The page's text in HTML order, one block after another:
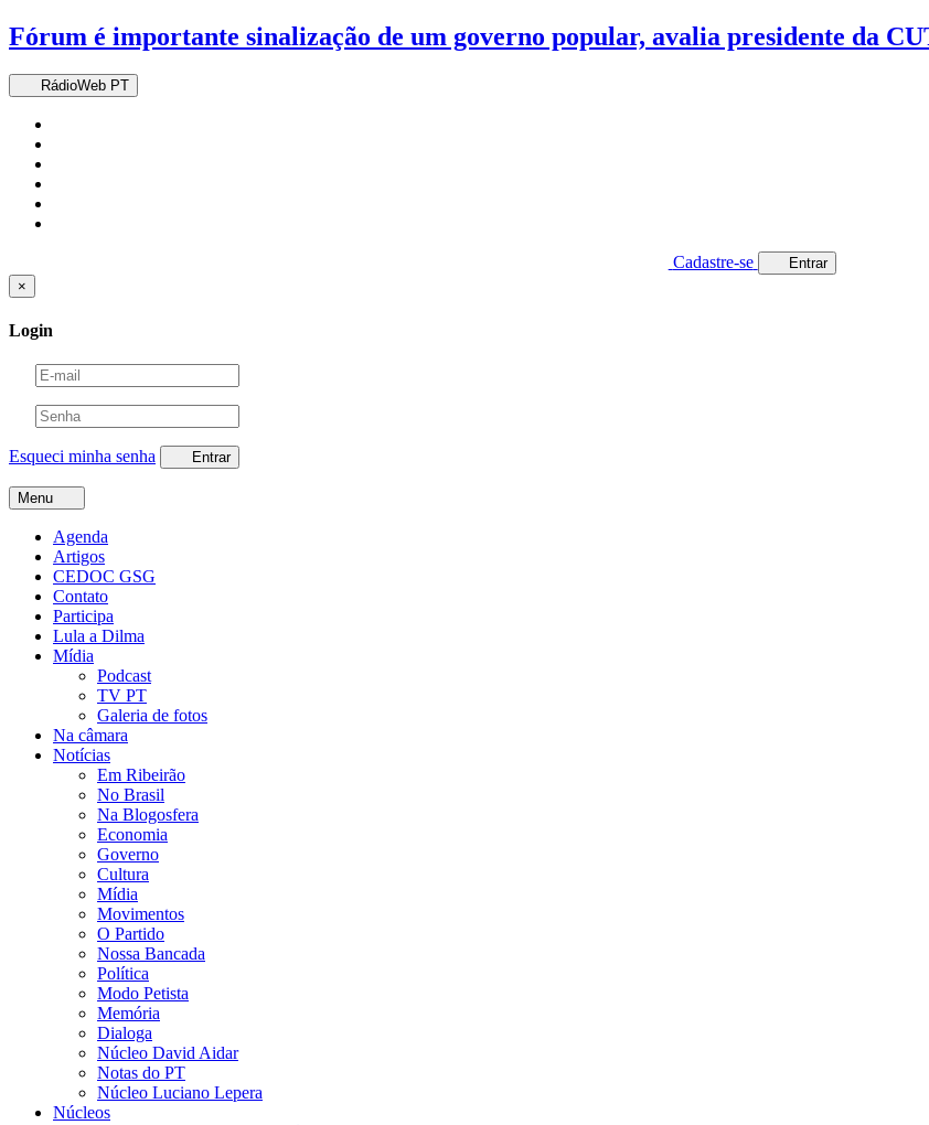
Fórum é importante sinalização de um governo popular, avalia presidente da
RádioWeb PT
Cadastre-se
Entrar
×
Login
Esqueci minha senha Entrar
Menu
Agenda
Artigos
CEDOC GSG
Contato
Participa
Lula a Dilma
Mídia
Podcast
TV PT
Galeria de fotos
Na câmara
Notícias
Em Ribeirão
No Brasil
Na Blogosfera
Economia
Governo
Cultura
Mídia
Movimentos
O Partido
Nossa Bancada
Política
Modo Petista
Memória
Dialoga
Núcleo David Aidar
Notas do PT
Núcleo Luciano Lepera
Núcleos